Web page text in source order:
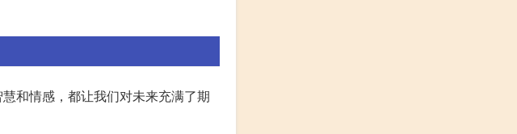
和情感，都让我们对未来充满了期